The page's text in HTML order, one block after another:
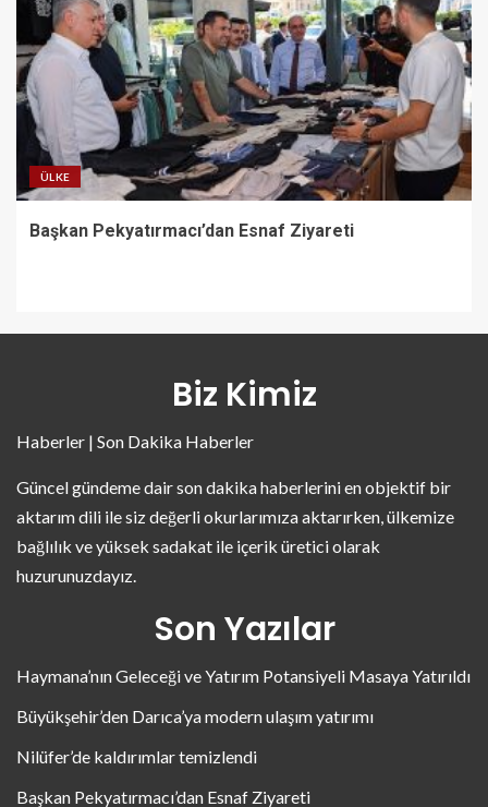
ÜLKE
Başkan Pekyatırmacı’dan Esnaf Ziyareti
Biz Kimiz
Haberler | Son Dakika Haberler
Güncel gündeme dair son dakika haberlerini en objektif bir
aktarım dili ile siz değerli okurlarımıza aktarırken, ülkemize
bağlılık ve yüksek sadakat ile içerik üretici olarak
huzurunuzdayız.
Son Yazılar
Haymana’nın Geleceği ve Yatırım Potansiyeli Masaya Yatırıldı
Büyükşehir’den Darıca’ya modern ulaşım yatırımı
Nilüfer’de kaldırımlar temizlendi
Başkan Pekyatırmacı’dan Esnaf Ziyareti